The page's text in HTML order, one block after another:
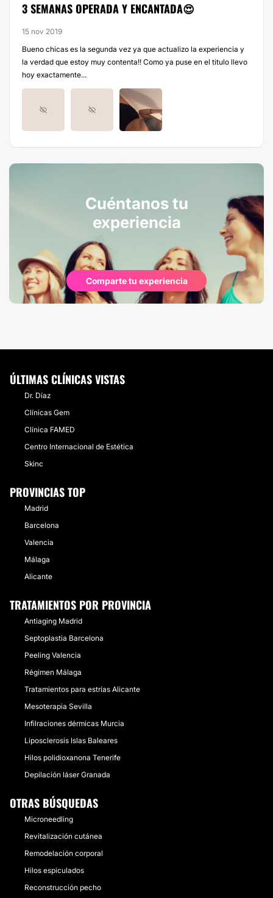
3 SEMANAS OPERADA Y ENCANTADA😍
15 nov 2019
Bueno chicas es la segunda vez ya que actualizo la experiencia y
la verdad que estoy muy contenta!! Como ya puse en el titulo llevo
hoy exactamente...
Cuéntanos tu
experiencia
Comparte tu experiencia
ÚLTIMAS CLÍNICAS VISTAS
Dr. Díaz
Clínicas Gem
Clínica FAMED
Centro Internacional de Estética
Skinc
PROVINCIAS TOP
Madrid
Barcelona
Valencia
Málaga
Alicante
TRATAMIENTOS POR PROVINCIA
Antiaging Madrid
Septoplastia Barcelona
Peeling Valencia
Régimen Málaga
Tratamientos para estrías Alicante
Mesoterapia Sevilla
Infilraciones dérmicas Murcia
Liposclerosis Islas Baleares
Hilos polidioxanona Tenerife
Depilación láser Granada
OTRAS BÚSQUEDAS
Microneedling
Revitalización cutánea
Remodelación corporal
Hilos espiculados
Reconstrucción pecho